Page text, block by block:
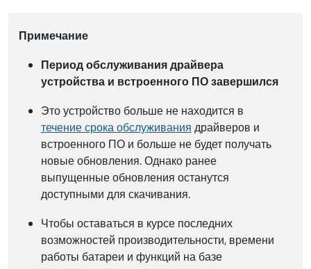
Примечание
Период обслуживания драйвера
устройства и встроенного ПО завершился
Это устройство больше не находится в
течение срока обслуживания драйверов и
встроенного ПО и больше не будет получать
новые обновления. Однако ранее
выпущенные обновления останутся
доступными для скачивания.
Чтобы оставаться в курсе последних
возможностей производительности, времени
работы батареи и функций на базе